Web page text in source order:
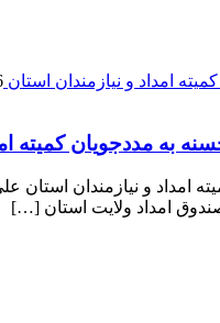
قرض الحسنه به مددجویان‌ کمیته